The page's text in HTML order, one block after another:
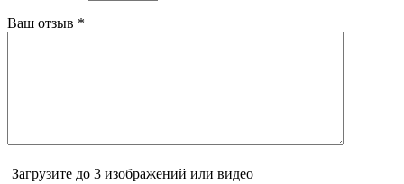
Ваш отзыв *
Загрузите до 3 изображений или видео